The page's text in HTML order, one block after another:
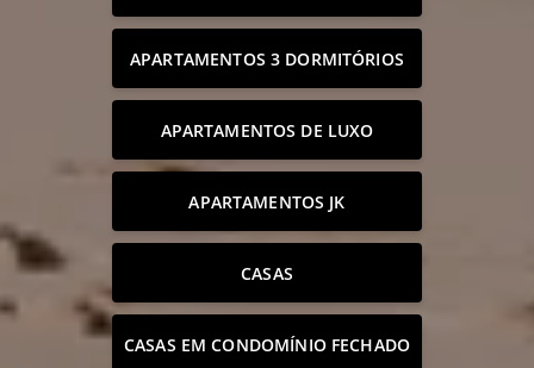
APARTAMENTOS 3 DORMITÓRIOS
APARTAMENTOS DE LUXO
APARTAMENTOS JK
CASAS
CASAS EM CONDOMÍNIO FECHADO